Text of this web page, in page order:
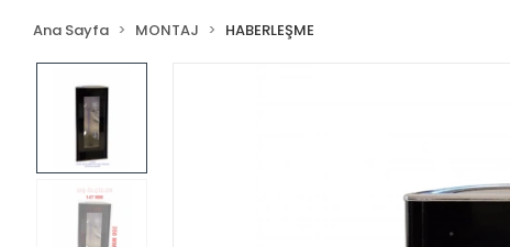
Ana Sayfa MONTAJ HABERLEŞME